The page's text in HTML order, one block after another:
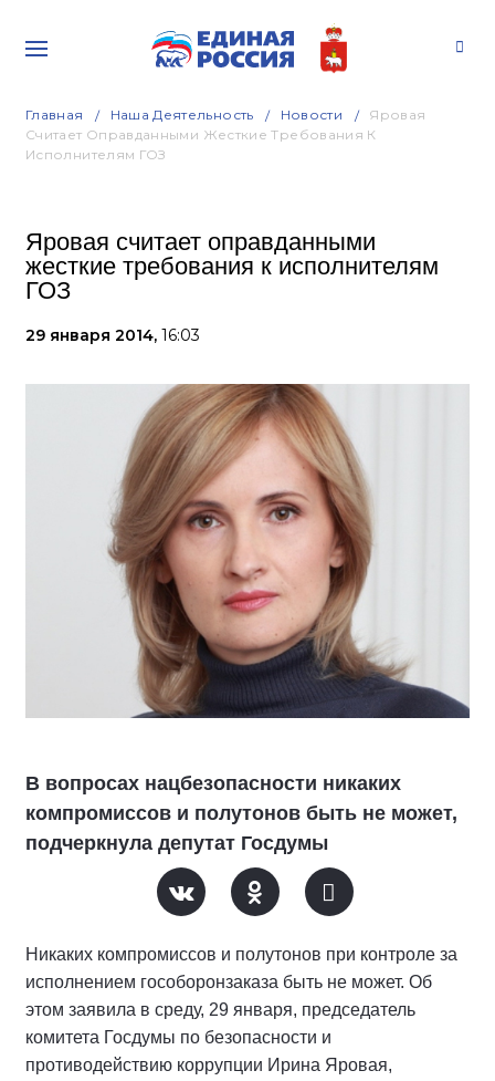
Главная Наша Деятельность Новости
Яровая
Считает Оправданными Жесткие Требования К
Исполнителям ГОЗ
Яровая считает оправданными
жесткие требования к исполнителям
ГОЗ
29 января 2014, 16:03
В вопросах нацбезопасности никаких
компромиссов и полутонов быть не может,
подчеркнула депутат Госдумы
Никаких компромиссов и полутонов при контроле за
исполнением гособоронзаказа быть не может. Об
этом заявила в среду, 29 января, председатель
комитета Госдумы по безопасности и
противодействию коррупции Ирина Яровая,